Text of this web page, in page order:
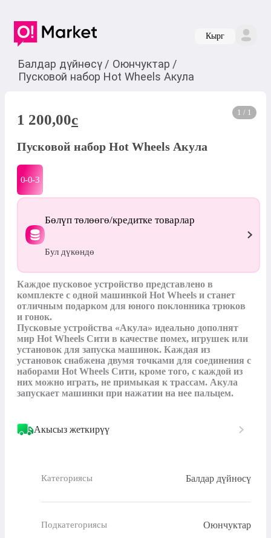
Кырг
Балдар дүйнөсү / Оюнчуктар /
Пусковой набор Hot Wheels Акула
1 / 1
1 200,00c
Пусковой набор Hot Wheels Акула
0-0-3
Бөлүп төлөөгө/кредитке товарлар
Бул дүкөндө
Каждое пусковое устройство представлено в
комплекте с одной машинкой Hot Wheels и станет
отличным подарком для юного поклонника трюков
и гонок.
Пусковые устройства «Акула» идеально дополнят
мир Hot Wheels Сити в качестве помех, игрушек или
установок для запуска машинок. Каждая из
установок снабжена двумя точками для соединения с
наборами Hot Wheels Сити, кроме того, с каждой из
них можно играть, не примыкая к трассам. Акула
запускает машинки при нажатии на нее пальцем.
Акысыз жеткирүү
Категориясы Балдар дүйнөсү
Подкатегориясы Оюнчуктар